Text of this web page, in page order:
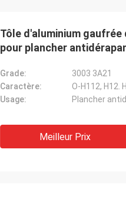
On doit
De bons produits, un
bonne plateforme
différentes tailles,
soja, bouteilles de vin
Tôle d'aluminium gaufrée
pour plancher
Grade:
3003 3A21
Caractère:
O-H112, H12.
Usage:
Plancher
Meilleur Prix